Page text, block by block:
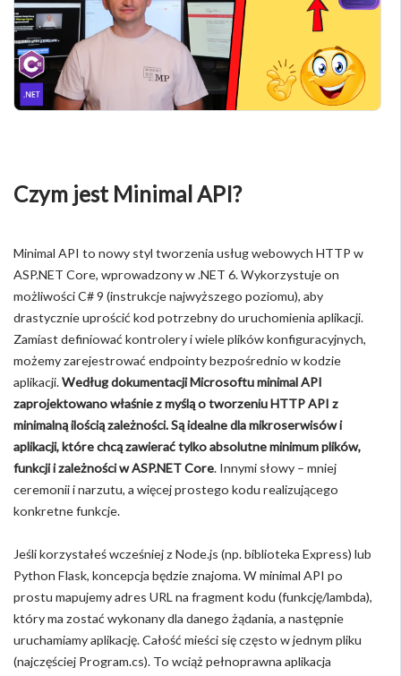
Czym jest Minimal API?
Minimal API to nowy styl tworzenia usług webowych HTTP w
ASP.NET Core, wprowadzony w .NET 6. Wykorzystuje on
możliwości C# 9 (instrukcje najwyższego poziomu), aby
drastycznie uprościć kod potrzebny do uruchomienia aplikacji.
Zamiast definiować kontrolery i wiele plików konfiguracyjnych,
możemy zarejestrować endpointy bezpośrednio w kodzie
aplikacji.Według dokumentacji Microsoftu minimal API
zaprojektowano właśnie z myślą o tworzeniu HTTP API z
minimalną ilością zależności. Są idealne dla mikroserwisów i
aplikacji, które chcą zawierać tylko absolutne minimum plików,
funkcji i zależności w ASP.NET Core. Innymi słowy – mniej
ceremonii i narzutu, a więcej prostego kodu realizującego
konkretne funkcje.
Jeśli korzystałeś wcześniej z Node.js (np. biblioteka Express) lub
Python Flask, koncepcja będzie znajoma. W minimal API po
prostu mapujemy adres URL na fragment kodu (funkcję/lambda),
który ma zostać wykonany dla danego żądania, a następnie
uruchamiamy aplikację. Całość mieści się często w jednym pliku
(najczęściej Program.cs). To wciąż pełnoprawna aplikacja